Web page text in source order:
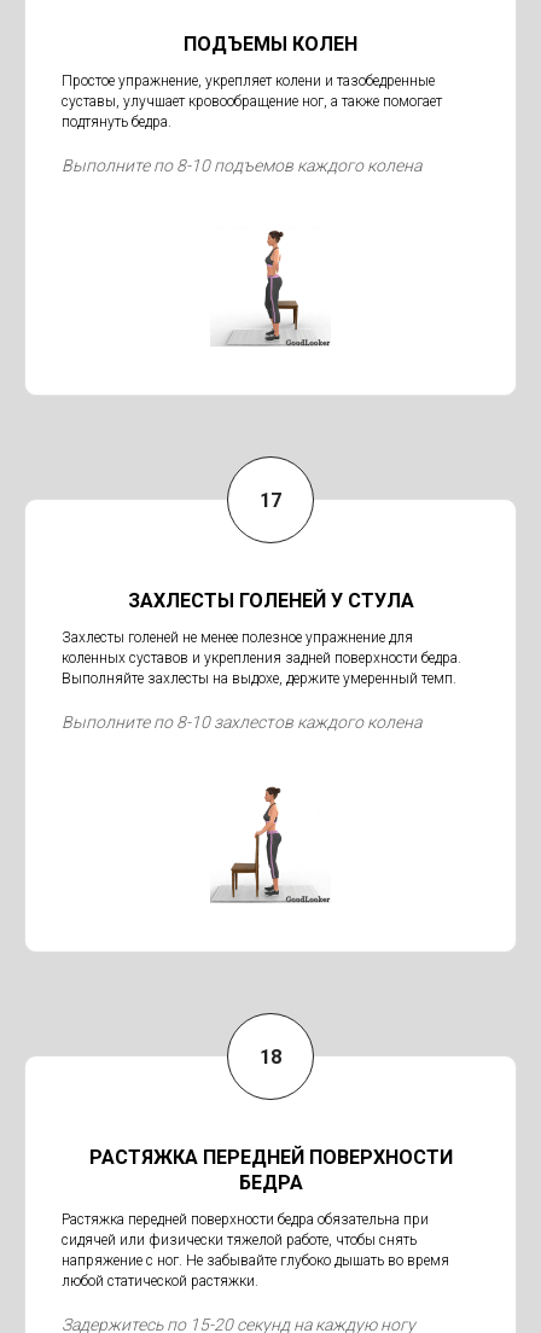
ПОДЪЕМЫ КОЛЕН
Простое упражнение, укрепляет колени и тазобедренные
суставы, улучшает кровообращение ног, а также помогает
подтянуть бедра.
Выполните по 8-10 подъемов каждого колена
ЗАХЛЕСТЫ ГОЛЕНЕЙ У СТУЛА
Захлесты голеней не менее полезное упражнение для
коленных суставов и укрепления задней поверхности бедра.
Выполняйте захлесты на выдохе, держите умеренный темп.
Выполните по 8-10 захлестов каждого колена
РАСТЯЖКА ПЕРЕДНЕЙ ПОВЕРХНОСТИ
БЕДРА
Растяжка передней поверхности бедра обязательна при
сидячей или физически тяжелой работе, чтобы снять
напряжение с ног. Не забывайте глубоко дышать во время
любой статической растяжки.
Задержитесь по 15-20 секунд на каждую ногу